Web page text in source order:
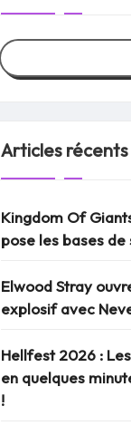
Articles récents
Kingdom Of
pose les bases de
Elwood Stray
explosif avec
Hellfest 2026 :
en quelques
!